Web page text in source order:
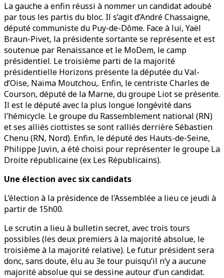
La gauche a enfin réussi à nommer un candidat adoubé
par tous les partis du bloc. Il s’agit d’André Chassaigne,
député communiste du Puy-de-Dôme. Face à lui, Yaël
Braun-Pivet, la présidente sortante se représente et est
soutenue par Renaissance et le MoDem, le camp
présidentiel. Le troisième parti de la majorité
présidentielle Horizons présente la députée du Val-
d’Oise, Naïma Moutchou,. Enfin, le centriste Charles de
Courson, député de la Marne, du groupe Liot se présente.
Il est le député avec la plus longue longévité dans
l’hémicycle. Le groupe du Rassemblement national (RN)
et ses alliés ciottistes se sont ralliés derrière Sébastien
Chenu (RN, Nord). Enfin, le député des Hauts-de-Seine,
Philippe Juvin, a été choisi pour représenter le groupe La
Droite républicaine (ex Les Républicains).
Une élection avec six candidats
L’élection à la présidence de l’Assemblée a lieu ce jeudi à
partir de 15h00.
Le scrutin a lieu à bulletin secret, avec trois tours
possibles (les deux premiers à la majorité absolue, le
troisième à la majorité relative). Le futur président sera
donc, sans doute, élu au 3e tour puisqu’il n’y a aucune
majorité absolue qui se dessine autour d’un candidat.